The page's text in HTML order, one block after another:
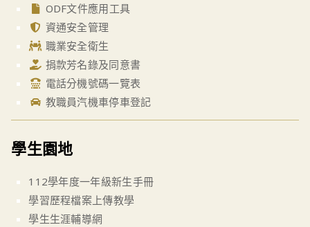
ODF文件應用工具
資通安全管理
職業安全衛生
捐款芳名錄及同意書
電話分機號碼一覽表
教職員汽機車停車登記
學生園地
112學年度一年級新生手冊
學習歷程檔案上傳教學
學生生涯輔導網